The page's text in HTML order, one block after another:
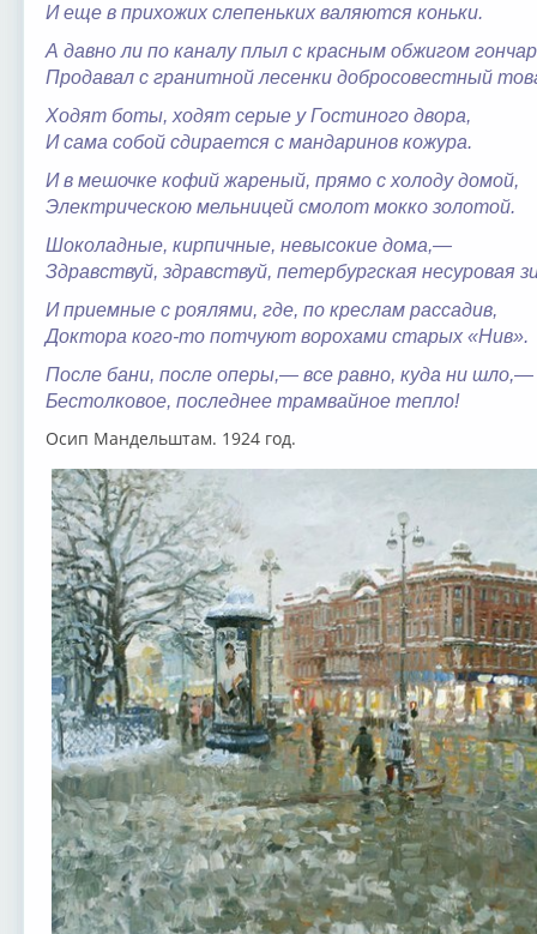
И еще в прихожих слепеньких валяются коньки.
А давно ли по каналу плыл с красным обжигом
Продавал с гранитной лесенки добросовестный
Ходят боты, ходят серые у Гостиного двора,
И сама собой сдирается с мандаринов кожура.
И в мешочке кофий жареный, прямо с холоду домой,
Электрическою мельницей смолот мокко золотой.
Шоколадные, кирпичные, невысокие дома,—
Здравствуй, здравствуй, петербургская несуровая
И приемные с роялями, где, по креслам рассадив,
Доктора кого-то потчуют ворохами старых «Нив».
После бани, после оперы,— все равно, куда ни шло,—
Бестолковое, последнее трамвайное тепло!
Осип Мандельштам. 1924 год.